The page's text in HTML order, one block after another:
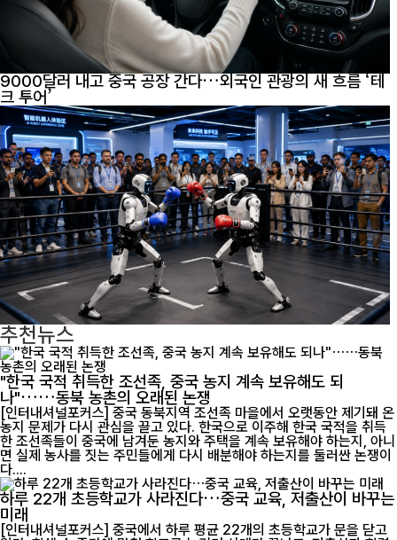
9000달러 내고 중국 공장 간다…외국인 관광의 새 흐름 ‘테
크 투어’
추천뉴스
"한국 국적 취득한 조선족, 중국 농지 계속 보유해도 되
나"……동북 농촌의 오래된 논쟁
[인터내셔널포커스] 중국 동북지역 조선족 마을에서 오랫동안 제기돼 온
농지 문제가 다시 관심을 끌고 있다. 한국으로 이주해 한국 국적을 취득
한 조선족들이 중국에 남겨둔 농지와 주택을 계속 보유해야 하는지, 아니
면 실제 농사를 짓는 주민들에게 다시 배분해야 하는지를 둘러싼 논쟁이
다....
하루 22개 초등학교가 사라진다…중국 교육, 저출산이 바꾸는
미래
[인터내셔널포커스] 중국에서 하루 평균 22개의 초등학교가 문을 닫고